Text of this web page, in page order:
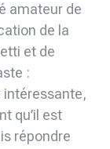
amateur de
de la
et de
:
intéressante,
qu’il est
répondre